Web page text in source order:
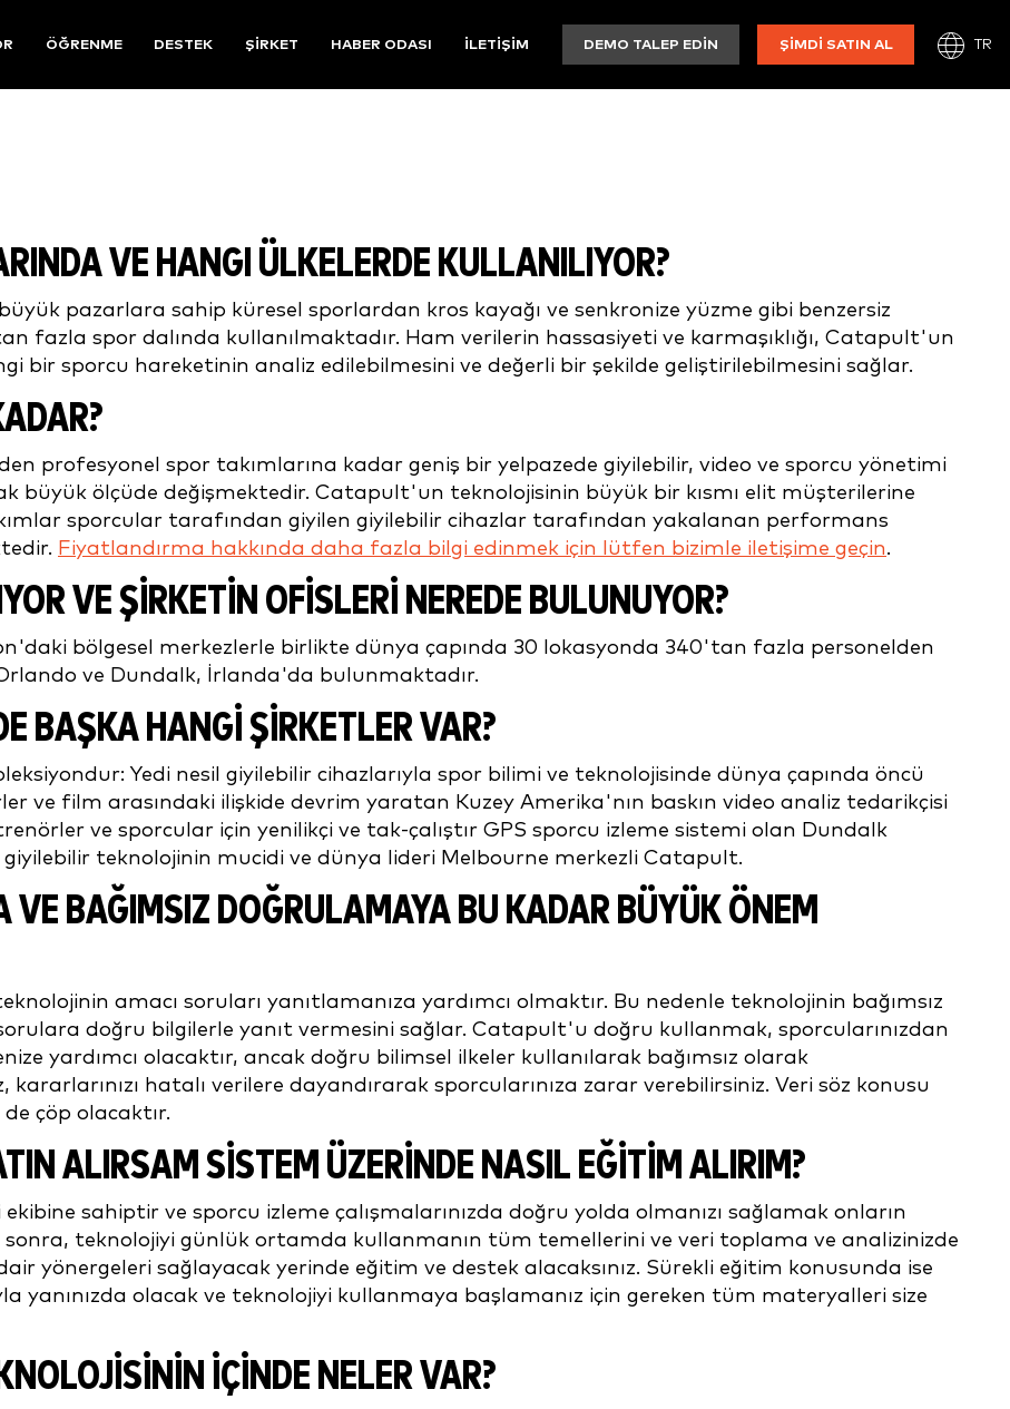
ÖĞRENME DESTEK ŞIRKET HABER ODASI İLETIŞIM DEMO TALEP EDIN ŞIMDI SATIN AL TR
VE HANGI ÜLKELERDE KULLANILIYOR?
pazarlara sahip küresel sporlardan kros kayağı ve senkronize yüzme gibi benzersiz
fazla spor dalında kullanılmaktadır. Ham verilerin hassasiyeti ve karmaşıklığı, Catapult'un
bir sporcu hareketinin analiz edilebilmesini ve değerli bir şekilde geliştirilebilmesini sağlar.
profesyonel spor takımlarına kadar geniş bir yelpazede giyilebilir, video ve sporcu yönetimi
büyük ölçüde değişmektedir. Catapult'un teknolojisinin büyük bir kısmı elit müşterilerine
sporcular tarafından giyilen giyilebilir cihazlar tarafından yakalanan performans
Fiyatlandırma hakkında daha fazla bilgi edinmek için lütfen bizimle iletişime geçin.
VE ŞİRKETİN OFİSLERİ NEREDE BULUNUYOR?
bölgesel merkezlerle birlikte dünya çapında 30 lokasyonda 340'tan fazla personelden
ve Dundalk, İrlanda'da bulunmaktadır.
BAŞKA HANGİ ŞİRKETLER VAR?
Yedi nesil giyilebilir cihazlarıyla spor bilimi ve teknolojisinde dünya çapında öncü
ve film arasındaki ilişkide devrim yaratan Kuzey Amerika'nın baskın video analiz tedarikçisi
ve sporcular için yenilikçi ve tak-çalıştır GPS sporcu izleme sistemi olan Dundalk
giyilebilir teknolojinin mucidi ve dünya lideri Melbourne merkezli Catapult.
BAĞIMSIZ DOĞRULAMAYA BU KADAR BÜYÜK ÖNEM
amacı soruları yanıtlamanıza yardımcı olmaktır. Bu nedenle teknolojinin bağımsız
doğru bilgilerle yanıt vermesini sağlar. Catapult'u doğru kullanmak, sporcularınızdan
yardımcı olacaktır, ancak doğru bilimsel ilkeler kullanılarak bağımsız olarak
hatalı verilere dayandırarak sporcularınıza zarar verebilirsiniz. Veri söz konusu
çöp olacaktır.
ALIRSAM SİSTEM ÜZERİNDE NASIL EĞİTİM ALIRIM?
sahiptir ve sporcu izleme çalışmalarınızda doğru yolda olmanızı sağlamak onların
teknolojiyi günlük ortamda kullanmanın tüm temellerini ve veri toplama ve analizinizde
yönergeleri sağlayacak yerinde eğitim ve destek alacaksınız. Sürekli eğitim konusunda ise
yanınızda olacak ve teknolojiyi kullanmaya başlamanız için gereken tüm materyalleri size
İÇİNDE NELER VAR?